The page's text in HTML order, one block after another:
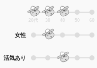
20代 30 40 50 60
女性
活気あり